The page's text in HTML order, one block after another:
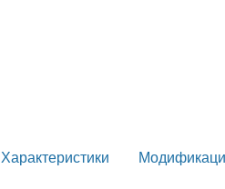
Характеристики